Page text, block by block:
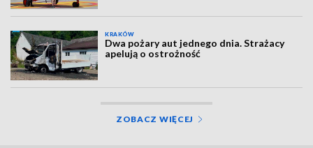
KRAKÓW
Dwa pożary aut jednego dnia. Strażacy
apelują o ostrożność
ZOBACZ WIĘCEJ